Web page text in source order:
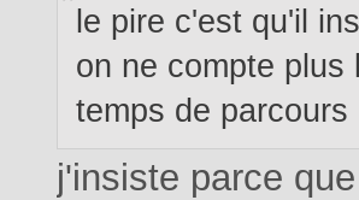
le pire c'est qu'il
on ne compte plus
temps de parcours
j'insiste parce